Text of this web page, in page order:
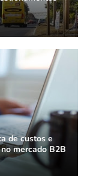
de custos e
mercado B2B